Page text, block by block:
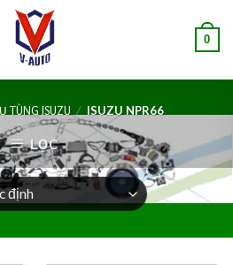
0
TÙNG ISUZU / ISUZU NPR66
LỌC